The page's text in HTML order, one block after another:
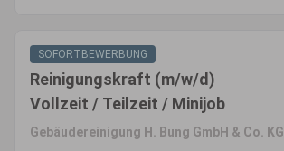
SOFORTBEWERBUNG
Reinigungskraft (m/w/d)
Vollzeit / Teilzeit / Minijob
Gebäudereinigung H. Bung GmbH & Co. KG